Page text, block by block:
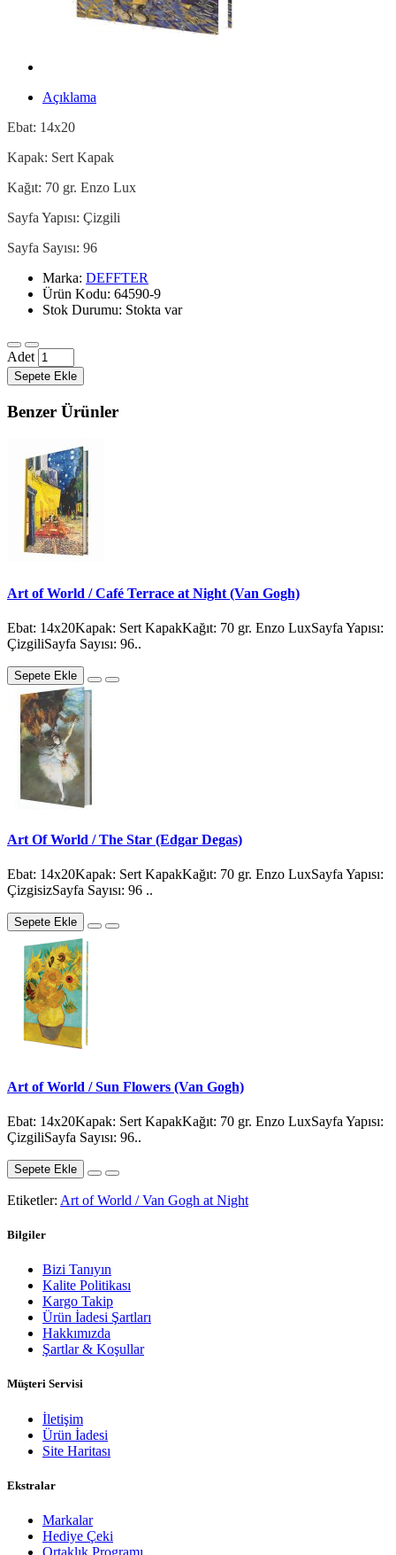
Açıklama
Ebat: 14x20
Kapak: Sert Kapak
Kağıt: 70 gr. Enzo Lux
Sayfa Yapısı: Çizgili
Sayfa Sayısı: 96
Marka: DEFFTER
Ürün Kodu: 64590-9
Stok Durumu: Stokta var
Adet
Sepete Ekle
Benzer Ürünler
Art of World / Café Terrace at Night (Van Gogh)
Ebat: 14x20Kapak: Sert KapakKağıt: 70 gr. Enzo LuxSayfa Yapısı:
ÇizgiliSayfa Sayısı: 96..
Sepete Ekle
Art Of World / The Star (Edgar Degas)
Ebat: 14x20Kapak: Sert KapakKağıt: 70 gr. Enzo LuxSayfa Yapısı:
ÇizgisizSayfa Sayısı: 96 ..
Sepete Ekle
Art of World / Sun Flowers (Van Gogh)
Ebat: 14x20Kapak: Sert KapakKağıt: 70 gr. Enzo LuxSayfa Yapısı:
ÇizgiliSayfa Sayısı: 96..
Sepete Ekle
Etiketler: Art of World / Van Gogh at Night
Bilgiler
Bizi Tanıyın
Kalite Politikası
Kargo Takip
Ürün İadesi Şartları
Hakkımızda
Şartlar & Koşullar
Müşteri Servisi
İletişim
Ürün İadesi
Site Haritası
Ekstralar
Markalar
Hediye Çeki
Ortaklık Programı